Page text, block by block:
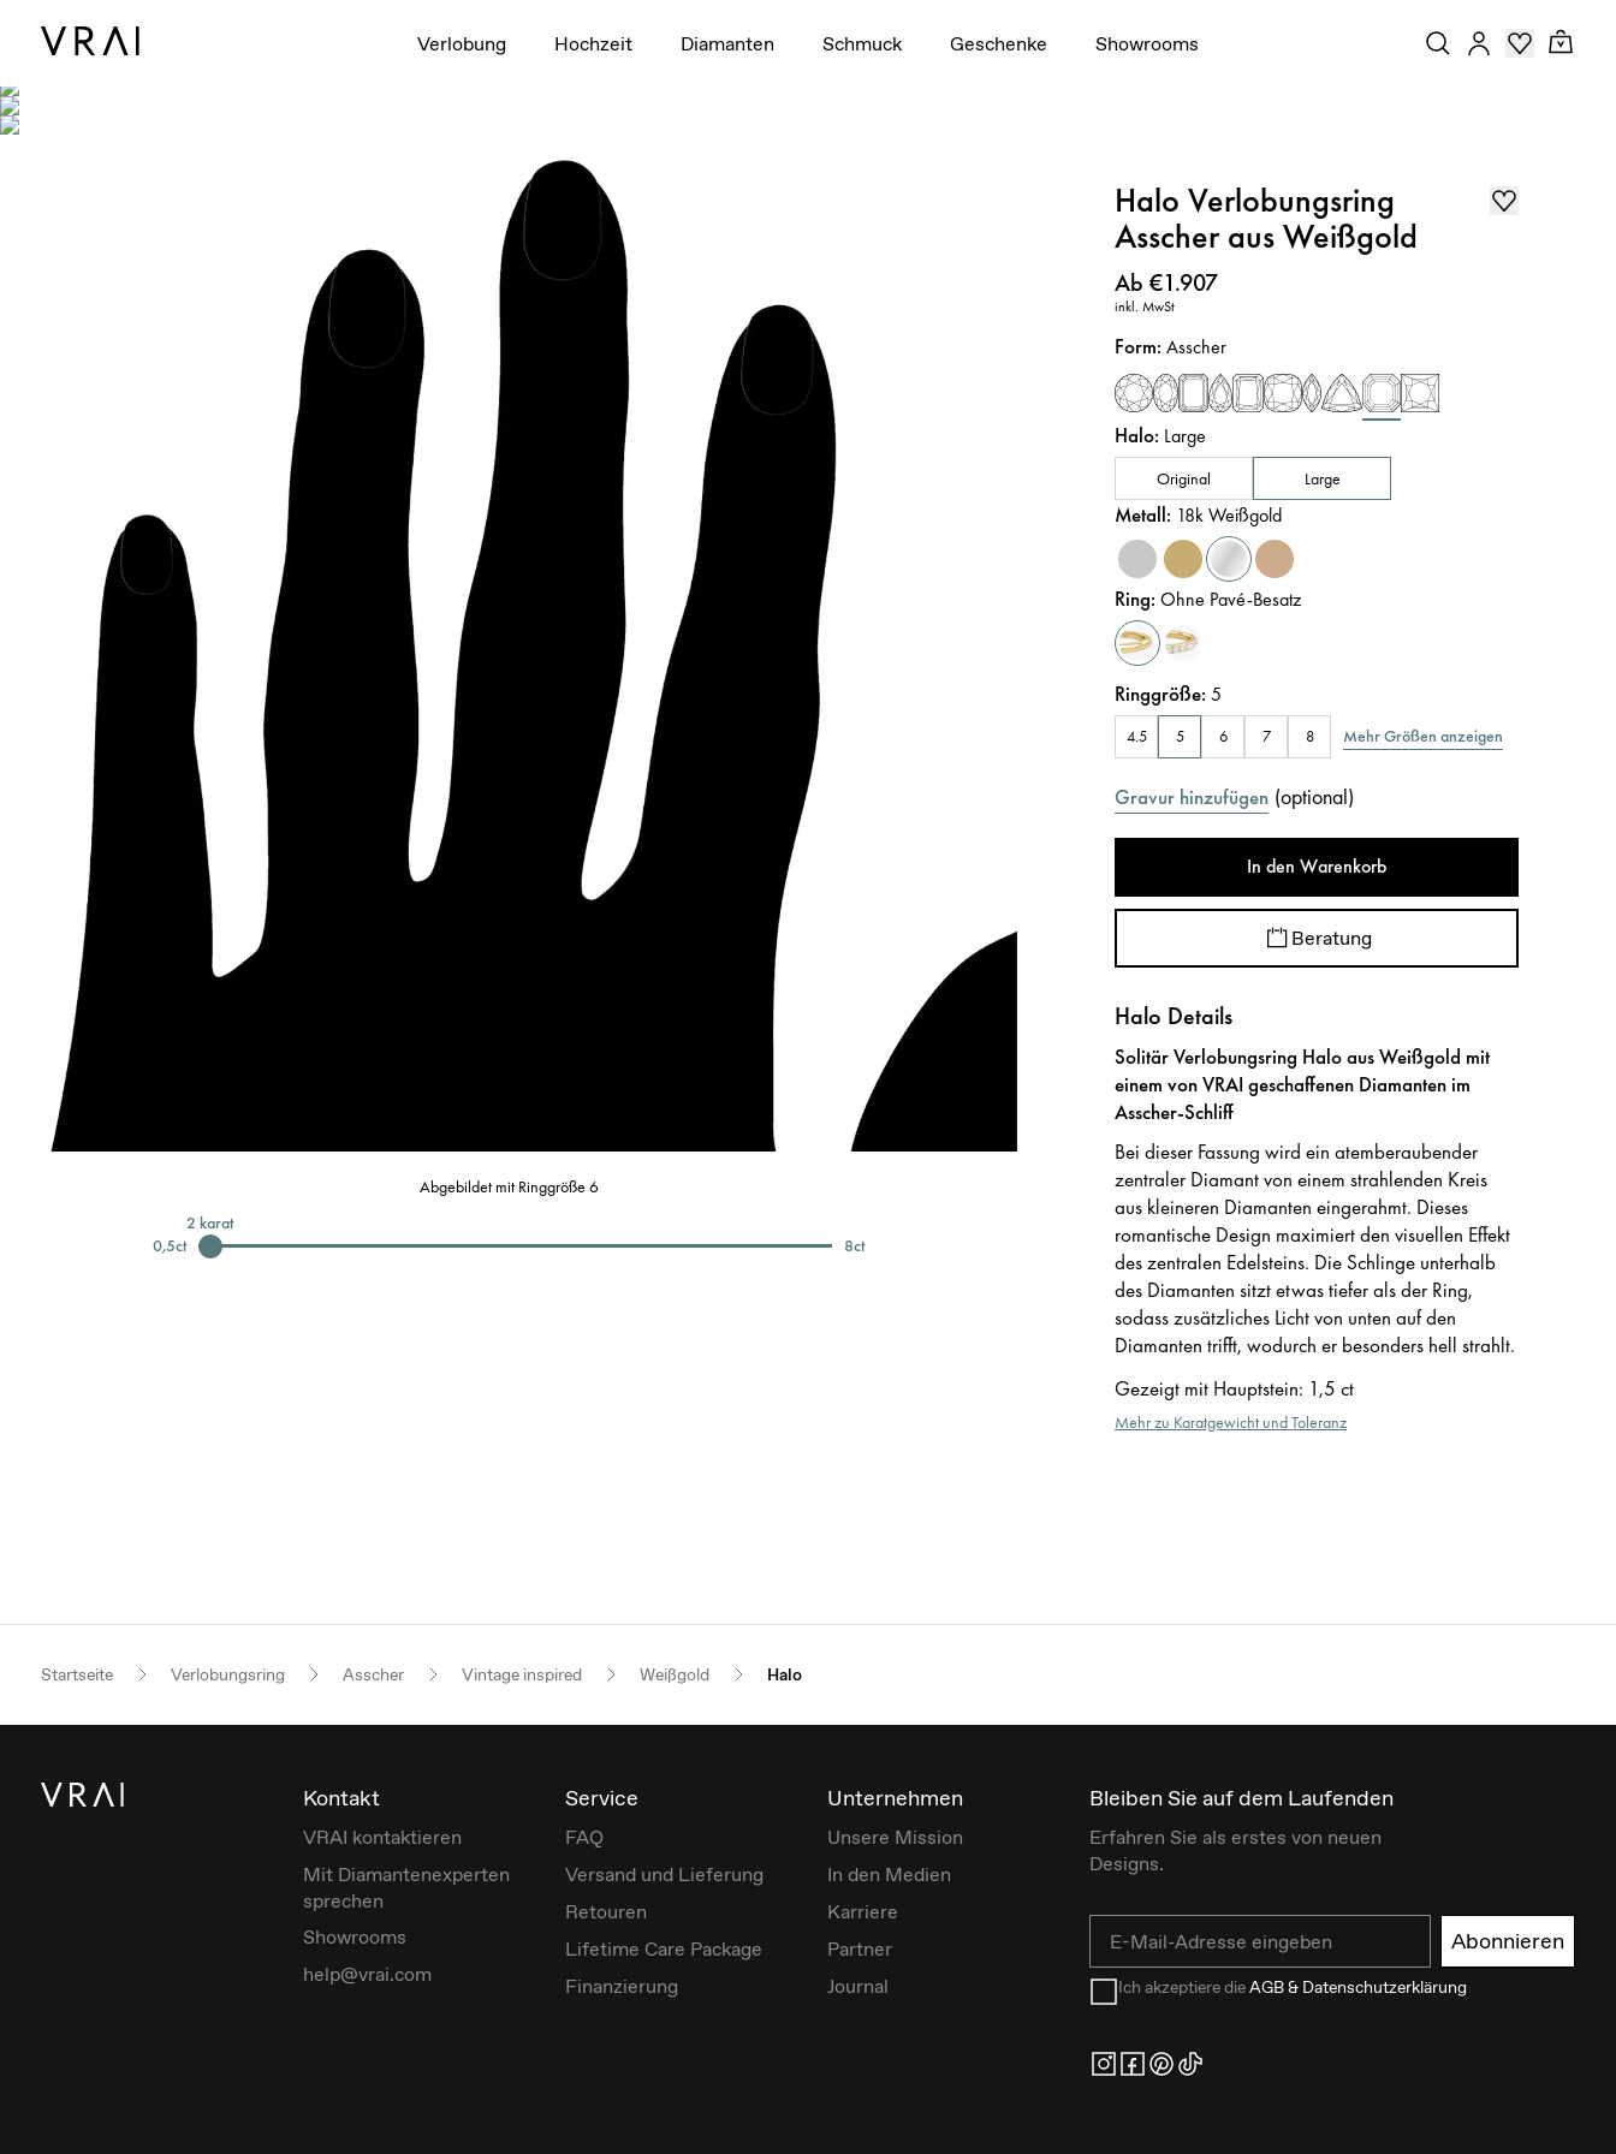
Verlobung Hochzeit Diamanten Schmuck Geschenke Showrooms
Abgebildet mit Ringgröße 6
0,5ct
2 karat
8ct
Halo Verlobungsring
Asscher aus Weißgold
Preis:
Ab €1.907
inkl. MwSt
Form:Asscher
Halo: Large
Original Large
Metall: 18k Weißgold
Ring:Ohne Pavé-Besatz
Ringgröße:5
4.5 5 6 7 8 Mehr Größen anzeigen
Gravur hinzufügen (optional)
In den Warenkorb
Beratung
Halo Details
Solitär Verlobungsring Halo aus Weißgold mit
einem von VRAI geschaffenen Diamanten im
Asscher-Schliff
Bei dieser Fassung wird ein atemberaubender
zentraler Diamant von einem strahlenden Kreis
aus kleineren Diamanten eingerahmt. Dieses
romantische Design maximiert den visuellen Effekt
des zentralen Edelsteins. Die Schlinge unterhalb
des Diamanten sitzt etwas tiefer als der Ring,
sodass zusätzliches Licht von unten auf den
Diamanten trifft, wodurch er besonders hell strahlt.
Gezeigt mit Hauptstein: 1,5 ct
Mehr zu Karatgewicht und Toleranz
Startseite Verlobungsring Asscher Vintage inspired Weißgold Halo
Kontakt
VRAI kontaktieren
Mit Diamantenexperten
sprechen
Showrooms
help@vrai.com
Service
FAQ
Versand und Lieferung
Retouren
Lifetime Care Package
Finanzierung
Unternehmen
Unsere Mission
In den Medien
Karriere
Partner
Journal
Bleiben Sie auf dem Laufenden
Erfahren Sie als erstes von neuen
Designs.
Abonnieren
Ich akzeptiere dieAGB & Datenschutzerklärung